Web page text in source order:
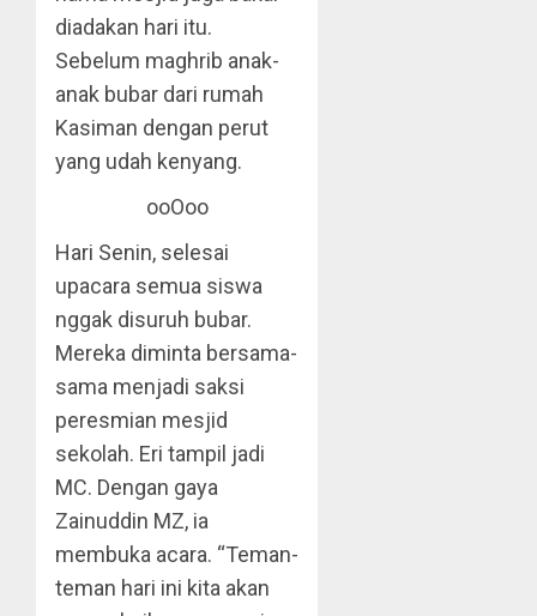
diadakan hari itu.
Sebelum maghrib anak-
anak bubar dari rumah
Kasiman dengan perut
yang udah kenyang.
ooOoo
Hari Senin, selesai
upacara semua siswa
nggak disuruh bubar.
Mereka diminta bersama-
sama menjadi saksi
peresmian mesjid
sekolah. Eri tampil jadi
MC. Dengan gaya
Zainuddin MZ, ia
membuka acara. “Teman-
teman hari ini kita akan